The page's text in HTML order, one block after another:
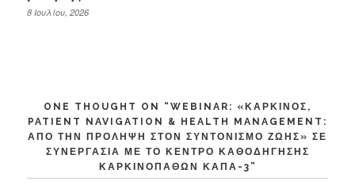
8 Ιουλίου, 2026
ONE THOUGHT ON “ WEBINAR: «ΚΑΡΚΊΝΟΣ,
PATIENT NAVIGATION & HEALTH MANAGEMENT:
ΑΠΌ ΤΗΝ ΠΡΌΛΗΨΗ ΣΤΟΝ ΣΥΝΤΟΝΙΣΜΌ ΖΩΉΣ» ΣΕ
ΣΥΝΕΡΓΑΣΊΑ ΜΕ ΤΟ ΚΈΝΤΡΟ ΚΑΘΟΔΉΓΗΣΗΣ
ΚΑΡΚΙΝΟΠΑΘΏΝ ΚΆΠΑ-3 ”